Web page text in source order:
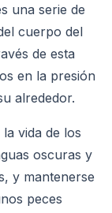
una serie de
cuerpo del
de esta
en la presión
alrededor.
vida de los
oscuras y
y mantenerse
peces